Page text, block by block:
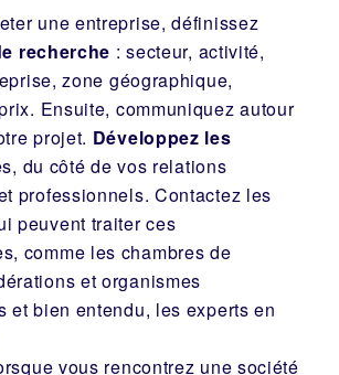
une entreprise, définissez
recherche : secteur, activité,
zone géographique,
Ensuite, communiquez autour
projet. Développez les
du côté de vos relations
professionnels. Contactez les
peuvent traiter ces
comme les chambres de
et organismes
et bien entendu, les experts en
vous rencontrez une société